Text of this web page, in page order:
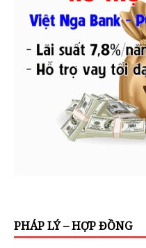
PHÁP LÝ – HỢP ĐỒNG